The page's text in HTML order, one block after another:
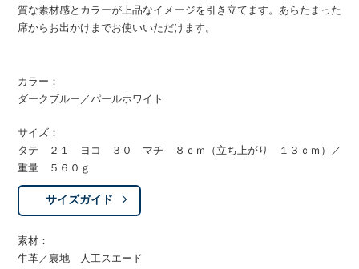
質な素材感とカラーが上品なイメージを引き立てます。あらたまった
席からお出かけまでお使いいただけます。
カラー：
ダークブルー／パールホワイト
サイズ：
タテ ２１ ヨコ ３０ マチ ８ｃｍ（立ち上がり １３ｃｍ）／
重量 ５６０ｇ
サイズガイド
素材：
牛革／裏地 人工スエード